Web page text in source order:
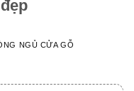
NGỦ CỬA GỖ